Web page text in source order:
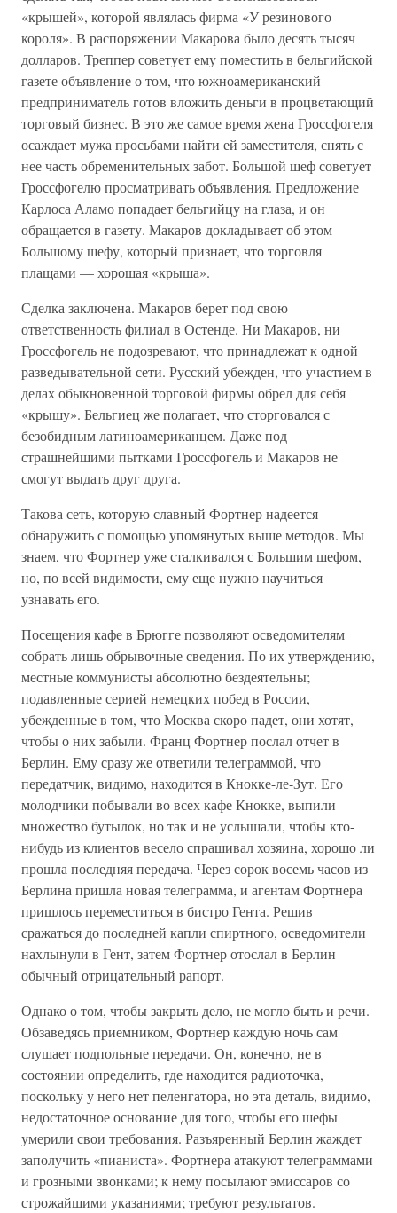
«крышей», которой являлась фирма «У резинового
короля». В распоряжении Макарова было десять тысяч
долларов. Треппер советует ему поместить в бельгийской
газете объявление о том, что южноамериканский
предприниматель готов вложить деньги в процветающий
торговый бизнес. В это же самое время жена Гроссфогеля
осаждает мужа просьбами найти ей заместителя, снять с
нее часть обременительных забот. Большой шеф советует
Гроссфогелю просматривать объявления. Предложение
Карлоса Аламо попадает бельгийцу на глаза, и он
обращается в газету. Макаров докладывает об этом
Большому шефу, который признает, что торговля
плащами — хорошая «крыша».
Сделка заключена. Макаров берет под свою
ответственность филиал в Остенде. Ни Макаров, ни
Гроссфогель не подозревают, что принадлежат к одной
разведывательной сети. Русский убежден, что участием в
делах обыкновенной торговой фирмы обрел для себя
«крышу». Бельгиец же полагает, что сторговался с
безобидным латиноамериканцем. Даже под
страшнейшими пытками Гроссфогель и Макаров не
смогут выдать друг друга.
Такова сеть, которую славный Фортнер надеется
обнаружить с помощью упомянутых выше методов. Мы
знаем, что Фортнер уже сталкивался с Большим шефом,
но, по всей видимости, ему еще нужно научиться
узнавать его.
Посещения кафе в Брюгге позволяют осведомителям
собрать лишь обрывочные сведения. По их утверждению,
местные коммунисты абсолютно бездеятельны;
подавленные серией немецких побед в России,
убежденные в том, что Москва скоро падет, они хотят,
чтобы о них забыли. Франц Фортнер послал отчет в
Берлин. Ему сразу же ответили телеграммой, что
передатчик, видимо, находится в Кнокке-ле-Зут. Его
молодчики побывали во всех кафе Кнокке, выпили
множество бутылок, но так и не услышали, чтобы кто-
нибудь из клиентов весело спрашивал хозяина, хорошо ли
прошла последняя передача. Через сорок восемь часов из
Берлина пришла новая телеграмма, и агентам Фортнера
пришлось переместиться в бистро Гента. Решив
сражаться до последней капли спиртного, осведомители
нахлынули в Гент, затем Фортнер отослал в Берлин
обычный отрицательный рапорт.
Однако о том, чтобы закрыть дело, не могло быть и речи.
Обзаведясь приемником, Фортнер каждую ночь сам
слушает подпольные передачи. Он, конечно, не в
состоянии определить, где находится радиоточка,
поскольку у него нет пеленгатора, но эта деталь, видимо,
недостаточное основание для того, чтобы его шефы
умерили свои требования. Разъяренный Берлин жаждет
заполучить «пианиста». Фортнера атакуют телеграммами
и грозными звонками; к нему посылают эмиссаров со
строжайшими указаниями; требуют результатов.